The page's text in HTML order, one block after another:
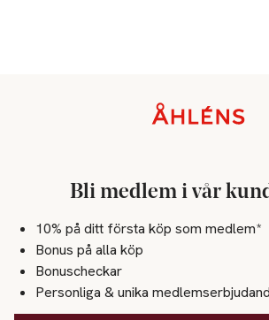
Bli medlem i vår
10% på ditt första köp som medlem*
Bonus på alla köp
Bonuscheckar
Personliga & unika